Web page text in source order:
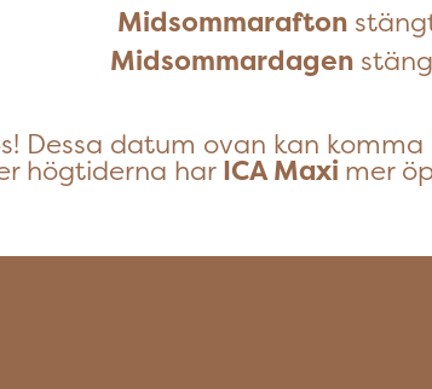
Midsommarafton
Midsommardagen
Dessa datum ovan kan
högtiderna harICA Maxi mer